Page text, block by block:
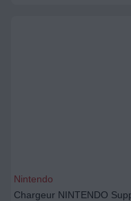
Nintendo
Chargeur NINTENDO